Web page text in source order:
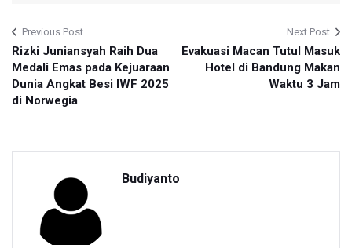
Previous Post
Rizki Juniansyah Raih Dua
Medali Emas pada Kejuaraan
Dunia Angkat Besi IWF 2025
di Norwegia
Next Post
Evakuasi Macan Tutul Masuk
Hotel di Bandung Makan
Waktu 3 Jam
Budiyanto